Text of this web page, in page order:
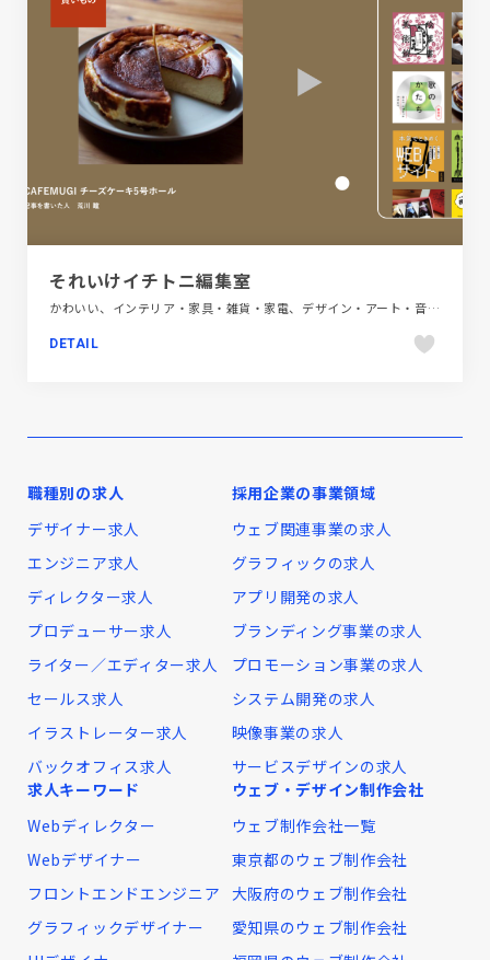
それいけイチトニ編集室
かわいい、インテリア・家具・雑貨・家電、デザイン・アート・音楽・文芸、ナチュラル、パープル系、ピンク系、フラットデザイン、ブラウン系、ブルー系、ベージュ・ゴールド系、ポップ、メディアサイト、モーション多め、レッド系、第一次産業・SDGs・地方創生、飲料・食品
DETAIL
職種別の求人
デザイナー求人
エンジニア求人
ディレクター求人
プロデューサー求人
ライター／エディター求人
セールス求人
イラストレーター求人
バックオフィス求人
採用企業の事業領域
ウェブ関連事業の求人
グラフィックの求人
アプリ開発の求人
ブランディング事業の求人
プロモーション事業の求人
システム開発の求人
映像事業の求人
サービスデザインの求人
求人キーワード
Webディレクター
Webデザイナー
フロントエンドエンジニア
グラフィックデザイナー
ウェブ・デザイン制作会社
ウェブ制作会社一覧
東京都のウェブ制作会社
大阪府のウェブ制作会社
愛知県のウェブ制作会社